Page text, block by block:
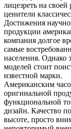
лицезреть на
ценители
Достижения
продукции
компания долгое
самые
населения. Однако
моделей стоит
известной марки.
Американским
оригинальной
функциональной
дизайн. Качество
высоте, просто